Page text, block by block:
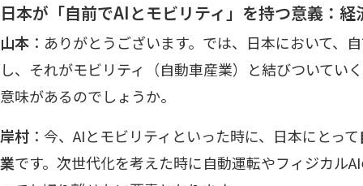
日本が「自前でAIとモビリティ」を持つ意義：
山本 ：ありがとうございます。では、日本において、
し、それがモビリティ（自動車産業）と結びついてい
意味があるのでしょうか。
岸村 ：今、AIとモビリティといった時に、日本にとって
業です。次世代化を考えた時に自動運転やフィジカル